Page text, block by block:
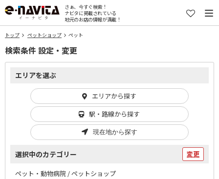
さぁ、今すぐ検索！
ナビタに掲載されている
地元のお店の情報が満載！
トップ ペットショップ ペット
検索条件 設定・変更
エリアを選ぶ
エリアから探す
駅・路線から探す
現在地から探す
選択中のカテゴリー 変更
ペット・動物病院 / ペットショップ